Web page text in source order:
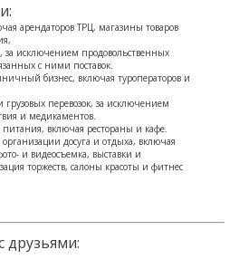
арендаторов ТРЦ, магазины товаров
за исключением продовольственных
с ними поставок.
бизнес, включая туроператоров и
грузовых перевозок, за исключением
и медикаментов.
питания, включая рестораны и кафе.
организации досуга и отдыха, включая
и видеосъемка, выставки и
торжеств, салоны красоты и фитнес
друзьями: